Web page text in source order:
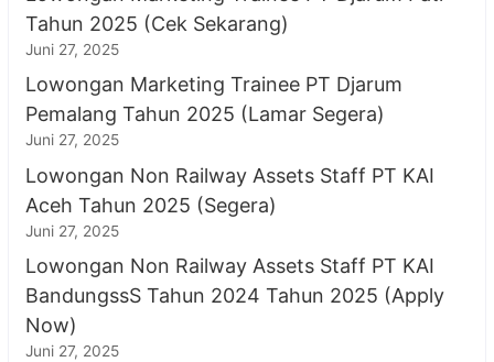
Tahun 2025 (Cek Sekarang)
Juni 27, 2025
Lowongan Marketing Trainee PT Djarum
Pemalang Tahun 2025 (Lamar Segera)
Juni 27, 2025
Lowongan Non Railway Assets Staff PT KAI
Aceh Tahun 2025 (Segera)
Juni 27, 2025
Lowongan Non Railway Assets Staff PT KAI
BandungssS Tahun 2024 Tahun 2025 (Apply
Now)
Juni 27, 2025